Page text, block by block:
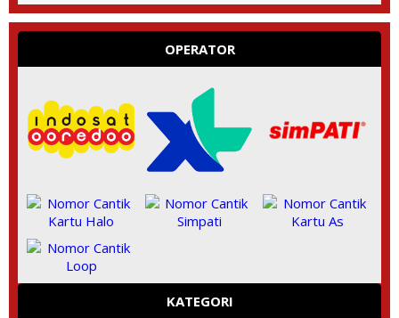
OPERATOR
KATEGORI